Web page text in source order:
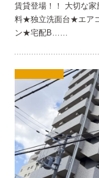
賃貸登場！！ 大切な
料★独立洗面台★エア
ン★宅配B……